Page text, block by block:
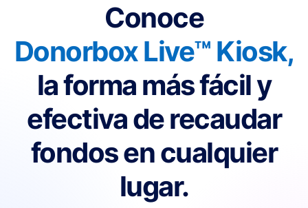
Conoce
Donorbox Live™ Kiosk,
la forma más fácil y
efectiva de recaudar
fondos en cualquier
lugar.